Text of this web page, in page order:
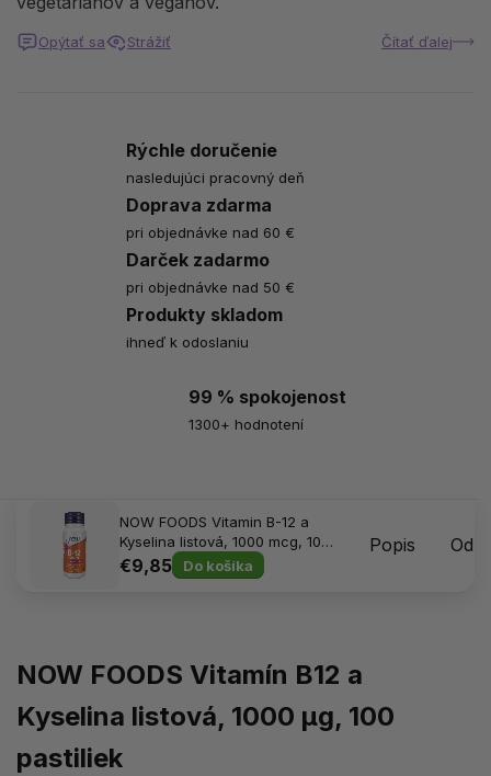
Čítať ďalej
Opýtať sa Strážiť
Rýchle doručenie
nasledujúci pracovný deň
Doprava zdarma
pri objednávke nad 60 €
Darček zadarmo
pri objednávke nad 50 €
Produkty skladom
ihneď k odoslaniu
99 % spokojenost
1300+ hodnotení
NOW FOODS Vitamin B-12 a
Kyselina listová, 1000 mcg, 100
pastiliek
€9,85 Do košíka
Popis
NOW FOODS Vitamín B12 a
Kyselina listová, 1000 μg, 100
pastiliek